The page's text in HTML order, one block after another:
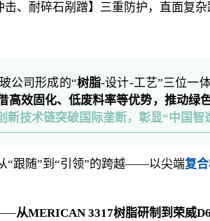
、耐碎石剐蹭】三重防护，直面复
公司形成的“树脂-设计-工艺”三位一
高效固化、低废料率等优势，推动绿
技术链突破国际垄断，彰显“中国智
“跟随”到“引领”的跨越——以尖端复
——从MERICAN 3317树脂研制到荣威